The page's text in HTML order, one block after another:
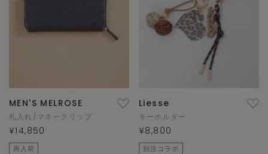
MEN'S MELROSE
札入れ/マネークリップ
¥14,850
再入荷
Liesse
キーホルダー
¥8,800
別注コラボ